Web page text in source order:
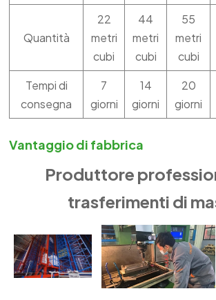
Quantità
22
metri
cubi
44
metri
cubi
55
metri
cubi
Tempi di
consegna
7
giorni
14
giorni
20
giorni
Vantaggio di fabbrica
Produttore
trasferimenti di